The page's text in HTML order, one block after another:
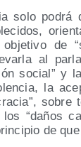
solo podrá
obje­ti­vo de
al
social y
la
, sobre
los
daños
de que